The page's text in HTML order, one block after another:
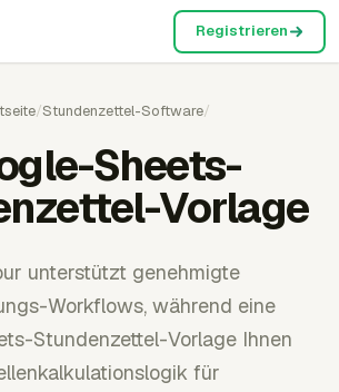
Registrieren
/Stundenzettel-Software/
Sheets-
Vorlage
unterstützt genehmigte
Workflows, während eine
Stundenzettel-Vorlage Ihnen
für